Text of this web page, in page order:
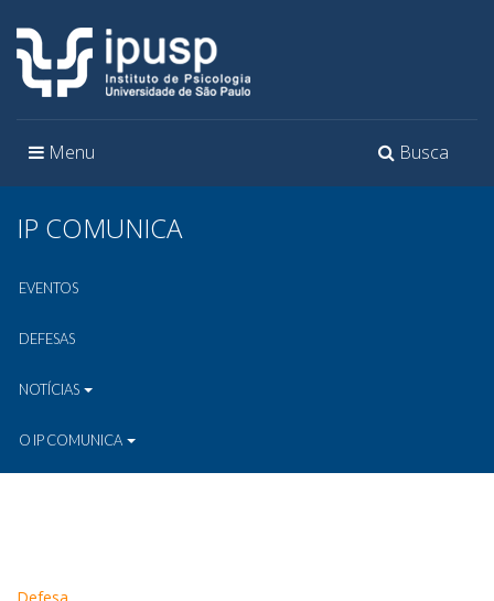
Toggle
Busca
Toggle
Menu
IP COMUNICA
EVENTOS
DEFESAS
NOTÍCIAS
O IP COMUNICA